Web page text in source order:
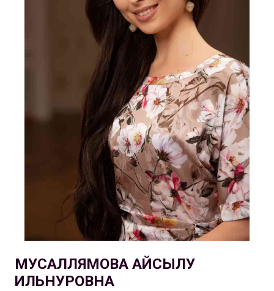
МУСАЛЛЯМОВА АЙСЫЛУ
ИЛЬНУРОВНА